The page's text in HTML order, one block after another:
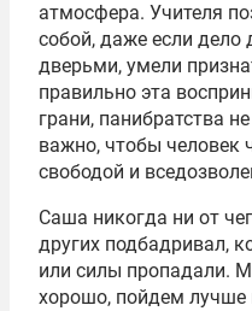
атмосфера. Учителя
собой, даже если дело
дверьми, умели
правильно эта
грани, панибратства
важно, чтобы человек
свободой и
Саша никогда ни от
других подбадривал,
или силы пропадали.
хорошо, пойдем